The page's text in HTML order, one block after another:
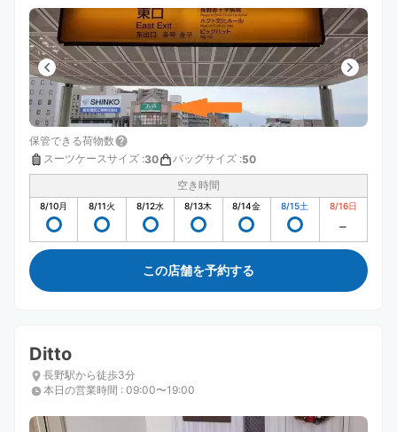
保管できる荷物数
スーツケースサイズ :30 バッグサイズ :50
空き時間
8/10月 8/11火 8/12水 8/13木 8/14金 8/15土 8/16日
この店舗を予約する
Ditto
長野駅から徒歩3分
本日の営業時間 : 09:00〜19:00